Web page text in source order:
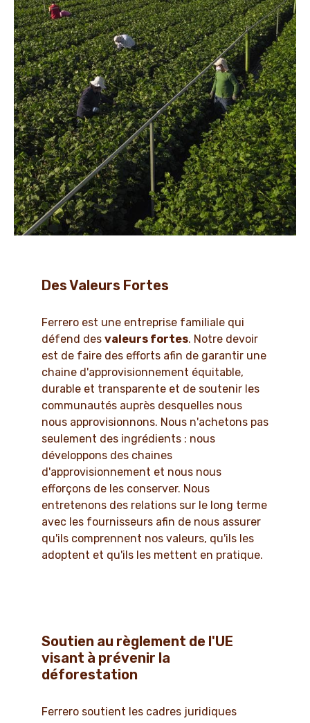
Des Valeurs Fortes
Ferrero est une entreprise familiale qui
défend des valeurs fortes. Notre devoir
est de faire des efforts afin de garantir une
chaine d'approvisionnement équitable,
durable et transparente et de soutenir les
communautés auprès desquelles nous
nous approvisionnons. Nous n'achetons pas
seulement des ingrédients : nous
développons des chaines
d'approvisionnement et nous nous
efforçons de les conserver. Nous
entretenons des relations sur le long terme
avec les fournisseurs afin de nous assurer
qu'ils comprennent nos valeurs, qu'ils les
adoptent et qu'ils les mettent en pratique.
Soutien au règlement de l'UE
visant à prévenir la
déforestation
Ferrero soutient les cadres juridiques